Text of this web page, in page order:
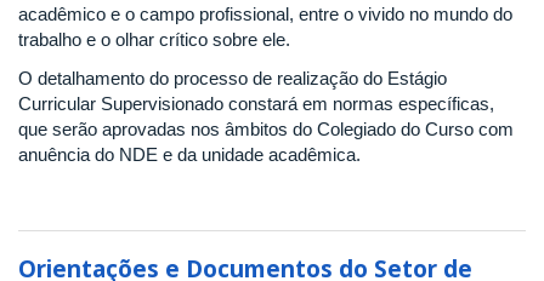
acadêmico e o campo profissional, entre o vivido no mundo do
trabalho e o olhar crítico sobre ele.
O detalhamento do processo de realização do Estágio
Curricular Supervisionado constará em normas específicas,
que serão aprovadas nos âmbitos do Colegiado do Curso com
anuência do NDE e da unidade acadêmica.
Orientações e Documentos do Setor de